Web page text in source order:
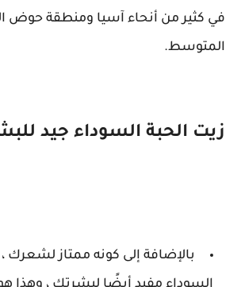
في كثير من أنحاء آسيا ومنطقة حوض
المتوسط.
زيت الحبة السوداء جيد
بالإضافة إلى كونه ممتاز لشعرك